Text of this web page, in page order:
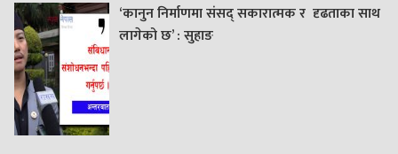
‘कानुन निर्माणमा संसद् सकारात्मक र दृढताका साथ
लागेको छ’ : सुहाङ